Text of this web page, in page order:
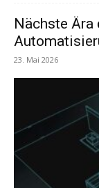
Nächste
23. Mai 2026